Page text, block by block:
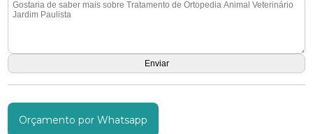
Orçamento por Whatsapp